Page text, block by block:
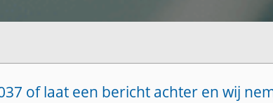
of laat een bericht achter en wij